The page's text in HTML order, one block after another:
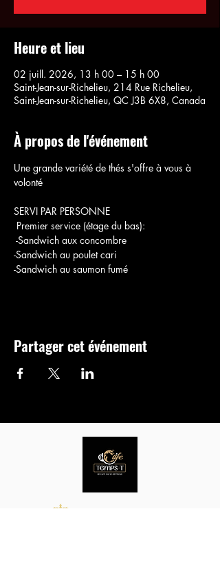
Heure et lieu
02 juill. 2026, 13 h 00 – 15 h 00
Saint-Jean-sur-Richelieu, 214 Rue Richelieu,
Saint-Jean-sur-Richelieu, QC J3B 6X8, Canada
À propos de l'événement
Une grande variété de thés s'offre à vous à
volonté
SERVI PAR PERSONNE
Premier service (étage du bas):
-Sandwich aux concombre
-Sandwich au poulet cari
-Sandwich au saumon fumé
Partager cet événement